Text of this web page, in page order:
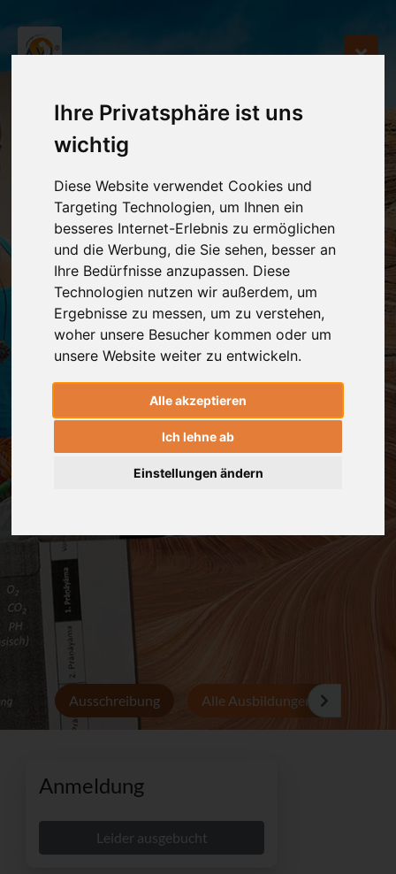
Ihre Privatsphäre ist uns
wichtig
Diese Website verwendet Cookies und
Targeting Technologien, um Ihnen ein
besseres Internet-Erlebnis zu ermöglichen
und die Werbung, die Sie sehen, besser an
Ihre Bedürfnisse anzupassen. Diese
Technologien nutzen wir außerdem, um
Ergebnisse zu messen, um zu verstehen,
woher unsere Besucher kommen oder um
unsere Website weiter zu entwickeln.
Alle akzeptieren
Ich lehne ab
Einstellungen ändern
Ausschreibung Alle Ausbildungen
Anmeldung
Leider ausgebucht